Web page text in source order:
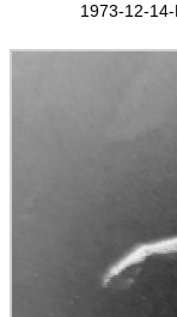
1973-12-